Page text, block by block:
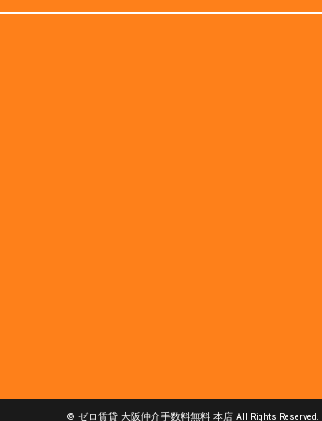
© ゼロ賃貸 大阪仲介手数料無料 本店 All Rights Reserved.